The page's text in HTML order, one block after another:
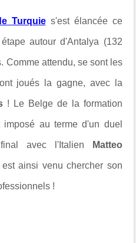
Turquies'est élancée ce
autour d'Antalya (132
Comme attendu, se sont les
joués la gagne, avec la
! Le Belge de la formation
imposé au terme d'un duel
avec l'Italien Matteo
ainsi venu chercher son
!